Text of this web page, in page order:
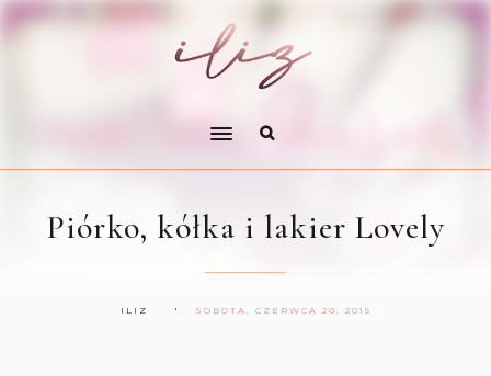
Piórko, kółka i lakier Lovely
ILIZ SOBOTA, CZERWCA 20, 2015